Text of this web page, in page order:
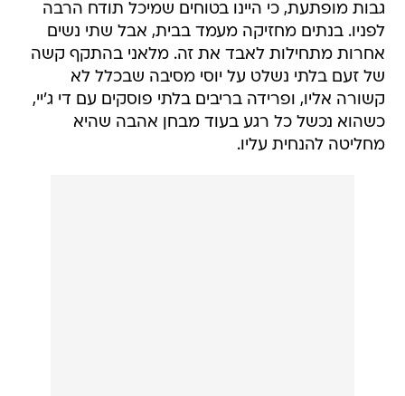
גבות מופתעת, כי היינו בטוחים שמיכל תודח הרבה
לפניו. בנתים מחזיקה מעמד בבית, אבל שתי נשים
אחרות מתחילות לאבד את זה. מלאני בהתקף קשה
של זעם בלתי נשלט על יוסי מסיבה שבכלל לא
קשורה אליו, ופרידה בריבים בלתי פוסקים עם די ג'יי,
כשהוא נכשל כל רגע בעוד מבחן אהבה שהיא
מחליטה להנחית עליו.